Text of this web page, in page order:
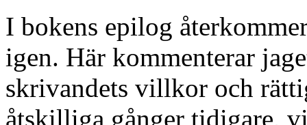
I bokens epilog
igen. Här kommenterar
skrivandets villkor och
åtskilliga gånger tidigare,